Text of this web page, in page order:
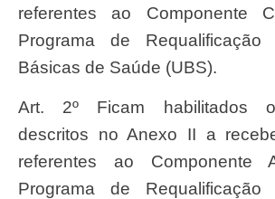
referentes ao Componente
Programa de
Básicas de Saúde (UBS).
Art. 2º Ficam habilitados os Municípios
descritos no Anexo II a
referentes ao Componente
Programa de